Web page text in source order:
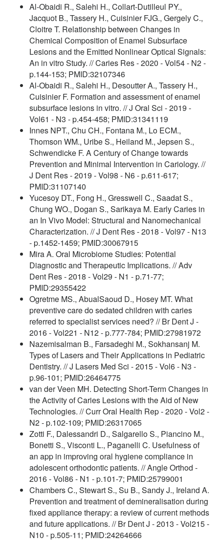
Al-Obaidi R., Salehi H., Collart-Dutilleul PY.,
Jacquot B., Tassery H., Cuisinier FJG., Gergely C.,
Cloitre T. Relationship between Changes in
Chemical Composition of Enamel Subsurface
Lesions and the Emitted Nonlinear Optical Signals:
An in vitro Study. // Caries Res - 2020 - Vol54 - N2 -
p.144-153; PMID:32107346
Al-Obaidi R., Salehi H., Desoutter A., Tassery H.,
Cuisinier F. Formation and assessment of enamel
subsurface lesions in vitro. // J Oral Sci - 2019 -
Vol61 - N3 - p.454-458; PMID:31341119
Innes NPT., Chu CH., Fontana M., Lo ECM.,
Thomson WM., Uribe S., Heiland M., Jepsen S.,
Schwendicke F. A Century of Change towards
Prevention and Minimal Intervention in Cariology. //
J Dent Res - 2019 - Vol98 - N6 - p.611-617;
PMID:31107140
Yucesoy DT., Fong H., Gresswell C., Saadat S.,
Chung WO., Dogan S., Sarikaya M. Early Caries in
an In Vivo Model: Structural and Nanomechanical
Characterization. // J Dent Res - 2018 - Vol97 - N13
- p.1452-1459; PMID:30067915
Mira A. Oral Microbiome Studies: Potential
Diagnostic and Therapeutic Implications. // Adv
Dent Res - 2018 - Vol29 - N1 - p.71-77;
PMID:29355422
Ogretme MS., AbualSaoud D., Hosey MT. What
preventive care do sedated children with caries
referred to specialist services need? // Br Dent J -
2016 - Vol221 - N12 - p.777-784; PMID:27981972
Nazemisalman B., Farsadeghi M., Sokhansanj M.
Types of Lasers and Their Applications in Pediatric
Dentistry. // J Lasers Med Sci - 2015 - Vol6 - N3 -
p.96-101; PMID:26464775
van der Veen MH. Detecting Short-Term Changes in
the Activity of Caries Lesions with the Aid of New
Technologies. // Curr Oral Health Rep - 2020 - Vol2 -
N2 - p.102-109; PMID:26317065
Zotti F., Dalessandri D., Salgarello S., Piancino M.,
Bonetti S., Visconti L., Paganelli C. Usefulness of
an app in improving oral hygiene compliance in
adolescent orthodontic patients. // Angle Orthod -
2016 - Vol86 - N1 - p.101-7; PMID:25799001
Chambers C., Stewart S., Su B., Sandy J., Ireland A.
Prevention and treatment of demineralisation during
fixed appliance therapy: a review of current methods
and future applications. // Br Dent J - 2013 - Vol215 -
N10 - p.505-11; PMID:24264666